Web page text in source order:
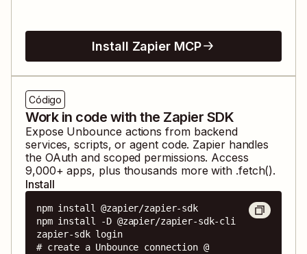
Install Zapier MCP
Código
Work in code with the Zapier SDK
Expose Unbounce actions from backend
services, scripts, or agent code. Zapier handles
the OAuth and scoped permissions. Access
9,000+ apps, plus thousands more with .fetch().
Install
npm install @zapier/zapier-sdk
npm install -D @zapier/zapier-sdk-cli
zapier-sdk login
# create a Unbounce connection @